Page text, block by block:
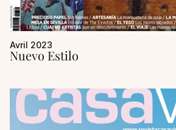
Avril 2023
Nuevo Estilo